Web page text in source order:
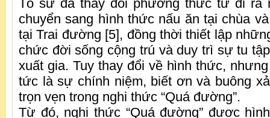
Tổ sư đã thay đổi phương thức từ đi ra
chuyển sang hình thức nấu ăn tại chùa
tại Trai đường [5], đồng thời thiết lập
chức đời sống cộng trú và duy trì sự tu
xuất gia. Tuy thay đổi về hình thức,
tức là sự chính niệm, biết ơn và buông
trọn vẹn trong nghi thức “Quá đường”.
Từ đó, nghi thức “Quá đường” được